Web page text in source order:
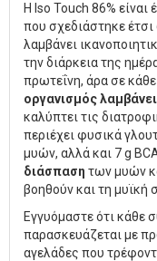
Η Iso Touch 86%
που σχεδιάστηκε
λαμβάνει
την διάρκεια της
πρωτεΐνη, άρα σε
οργανισμός
καλύπτει τις
περιέχει φυσικά
μυών, αλλά και 7 g
διάσπαση των μυών
βοηθούν και τη μυϊκή
Εγγυόμαστε ότι κάθε
παρασκευάζεται με
αγελάδες που